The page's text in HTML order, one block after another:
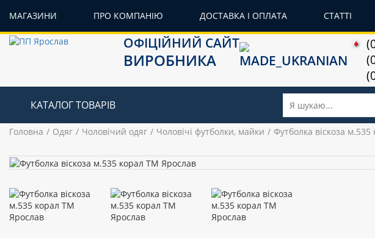
МАГАЗИНИ ПРО КОМПАНІЮ ДОСТАВКА І ОПЛАТА СТАТТІ
ОФІЦІЙНИЙ САЙТ
ВИРОБНИКА
КАТАЛОГ ТОВАРІВ
Головна Одяг Чоловічий одяг Чоловічі футболки, майки Футболка віскоза